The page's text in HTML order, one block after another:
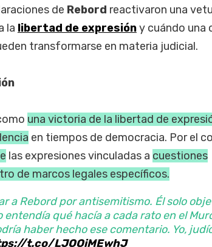
de Rebord reactivaron una
la libertad de expresióny cuándo una
transformarse en materia judicial.
una victoria de la libertad de
en tiempos de democracia. Por el
las expresiones vinculadas a cuestiones
de marcos legales específicos.
a Rebord por antisemitismo. Él solo
entendía qué hacía a cada rato en el
haber hecho ese comentario. Yo,
t.co/LJOOiMEwhJ